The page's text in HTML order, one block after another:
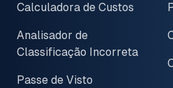
Calculadora de Custos
Analisador de
Classificação Incorreta
Passe de Visto